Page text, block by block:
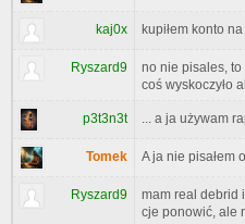
kaj0x kupiłem konto
Ryszard9
no nie pisales, to
coś wyskoczyło
p3t3n3t ... a ja używam
Tomek A ja nie pisałem
Ryszard9
mam real debrid
cje ponowić, ale